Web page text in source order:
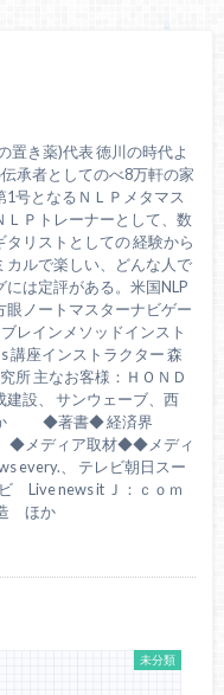
置き薬)代表 徳川の時代よ
承者としてのべ8万軒の家
号となるＮＬＰメタマス
ＬＰトレーナーとして、数
リストとしての 経験から
ルで楽しい、どんな人で
は定評がある。米国NLP
ノートマスターナビゲー
レインメソッドインスト
講座インストラクター 森
所 主なお客様：ＨＯＮＤ
建設、 サンウェーブ、西
か ◆著書◆ 経済界
◆メディア取材◆◆メディ
every.、 テレビ朝日スー
Live news it Ｊ：ｃｏｍ
ほか
未分類